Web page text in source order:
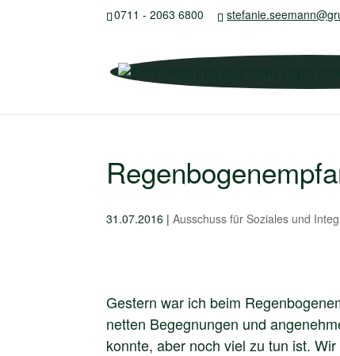
0711 - 2063 6800
31.07.2016 |Ausschuss für Soziales und
Gestern war ich beim
netten Begegnungen und
konnte, aber noch viel zu tun ist.